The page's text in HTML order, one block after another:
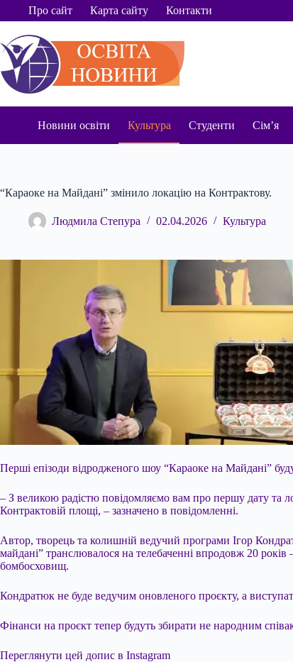
ПерейтиПро сайт Карта сайту Контакти
Новини освіти Культура Студенти Сім’я
“Караоке на Майдані” змінило локацію на Контрактову.
Людмила Степура 02.04.2026 Культура
Перші епізоди відродженого шоу “Караоке на Майдані”
– З великою радістю повідомляємо вам про першу дату та
Контрактовій площі, – зазначено в повідомленні.
Автор, творець та колишній ведучий програми Ігор
майдані” транслювалося на телебаченні впродовж 20
бомбосховищ.
Кондратюк не буде ведучим оновленого проєкту, а
Фінанси на проєкт тепер будуть збирати не народним
Переглянути цей допис в Instagram